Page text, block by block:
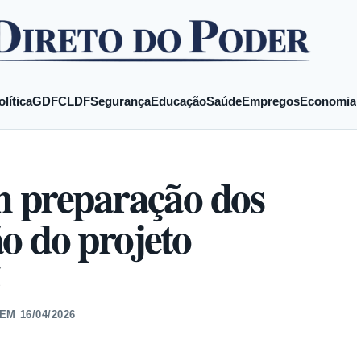
GDFCLDFSegurançaEducaçãoSaúdeEmpregosEconomia
dos
do projeto
16/04/2026